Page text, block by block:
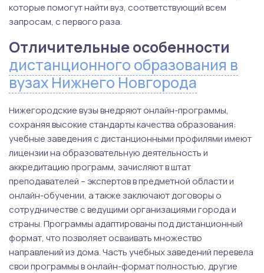
которые помогут найти вуз, соответствующий всем
запросам, с первого раза.
Отличительные особенности
дистанционного образования в
вузах Нижнего Новгорода
Нижегородские вузы внедряют онлайн-программы,
сохраняя высокие стандарты качества образования:
учебные заведения с дистанционными профилями имеют
лицензии на образовательную деятельность и
аккредитацию программ, зачисляют в штат
преподавателей – экспертов в предметной области и
онлайн-обучении, а также заключают договоры о
сотрудничестве с ведущими организациями города и
страны. Программы адаптированы под дистанционный
формат, что позволяет осваивать множество
направлений из дома. Часть учебных заведений перевела
свои программы в онлайн-формат полностью, другие